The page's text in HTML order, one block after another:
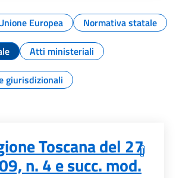
Europea
Normativa statale
Atti ministeriali
giurisdizionali
Toscana del 27
n. 4 e succ. mod.